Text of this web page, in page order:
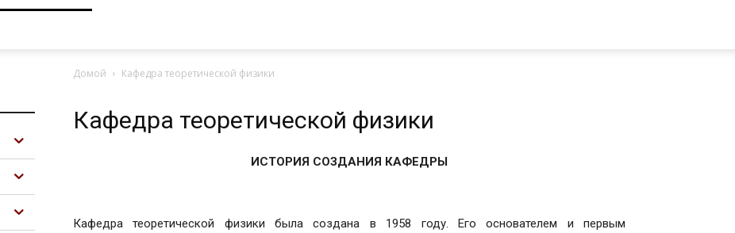
Домой Кафедра теоретической физики
Кафедра теоретической физики
ИСТОРИЯ СОЗДАНИЯ КАФЕДРЫ
Кафедра теоретической физики была создана в 1958 году. Его основателем и первым